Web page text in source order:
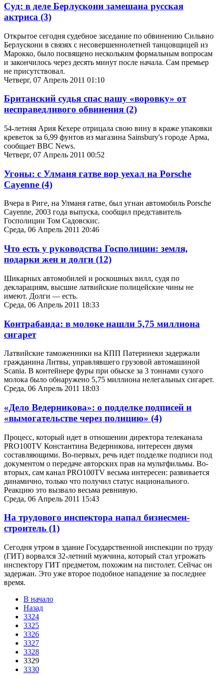
Суд: в деле Берлускони замешана русская
актриса (3)
Открытое сегодня судебное заседание по обвинению Сильвио
Берлускони в связях с несовершеннолетней танцовщицей из
Марокко, было посвящено нескольким формальным вопросам
и закончилось через десять минут после начала. Сам премьер
не присутствовал.
Четверг, 07 Апрель 2011 01:10
Британский судья спас нашу «воровку» от
несправедливого обвинения (2)
54-летняя Ария Кехере отрицала свою вину в краже упаковки
креветок за 6,99 фунтов из магазина Sainsbury's городе Арма,
сообщает BBC News.
Четверг, 07 Апрель 2011 00:52
Угоны: с Улманя гатве вор уехал на Porsche
Cayenne (4)
Вчера в Риге, на Улманя гатве, был угнан автомобиль Porsche
Cayenne, 2003 года выпуска, сообщил представитель
Госполиции Том Садовскис.
Среда, 06 Апрель 2011 20:46
Что есть у руководства Госполиции: земля,
подарки жен и долги (12)
Шикарных автомобилей и роскошных вилл, судя по
декларациям, высшие латвийские полицейские чины не
имеют. Долги — есть.
Среда, 06 Апрель 2011 18:33
Контрабанда: в молоке нашли 5,75 миллиона
сигарет
Латвийские таможенники на КПП Патерниеки задержали
гражданина Литвы, управлявшего грузовой автомашиной
Scania. В контейнере фуры при обыске за 3 тоннами сухого
молока было обнаружено 5,75 миллиона нелегальных сигарет.
Среда, 06 Апрель 2011 18:03
«Дело Ведерникова»: о подделке подписей и
«вымогательстве через полицию» (4)
Процесс, который идет в отношении директора телеканала
PRO100TV Константина Ведерникова, интересен двумя
составляющими. Во-первых, речь идет подделке подписи под
документом о передаче авторских прав на мультфильмы. Во-
вторых, сам канал PRO100TV весьма интересен: развивается
динамично, только что получил статус национального.
Реакцию это вызвало весьма ревнивую.
Среда, 06 Апрель 2011 15:43
На трудового инспектора напал бизнесмен-
строитель (1)
Сегодня утром в здание Государственной инспекции по труду
(ГИТ) ворвался 32-летний мужчина, который стал угрожать
инспектору ГИТ предметом, похожим на пистолет. Сейчас он
задержан. Это уже второе подобное нападение за последнее
время.
В начало
Назад
3324
3325
3326
3327
3328
3329
3330